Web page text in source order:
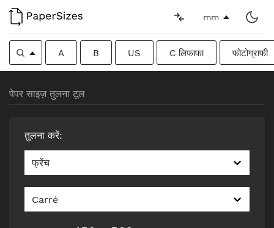
mm
A B US C लिफाफा फोटोग्राफी
पेपर साइज़ तुलना टूल
तुलना करें:
फ्रेंच
Carré